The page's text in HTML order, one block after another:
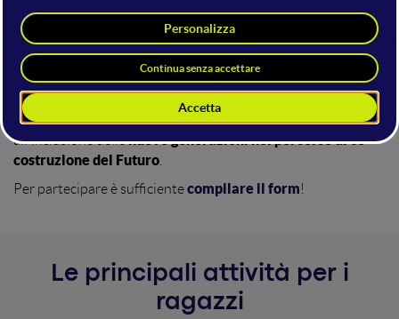
rapide evoluzioni del mercato del lavoro, il WMF, Fiera
Internazionale e Festival sull'Innovazione Tecnologica e
Digitale, organizza IlWMF Lab, un progetto che offre ai
giovaniinedite opportunità formativedurante il loro
percorso scolastico o universitario. Da questa idea nasce
anche il progetto dell'University Roadshow, orientato
all'inclusione dellenuove generazioni nel percorso di co-
costruzione del Futuro
Per partecipare è sufficientecompilare il form!
Le principali attività per i
ragazzi